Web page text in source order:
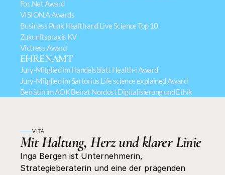
For..Net Award
VISION.A Awards
Business Punk Health and Live Science Top 10
Zukunftspraxis KV
Victress Award
EHRENAMT
Jury-Mitglied im Handelsblatt Health-i Award
Jury-Mitglied im Sartorius Life science explained Award
Beirätin im AOK Beirat Nordost Digitalisierung und Ethik
VITA
Mit Haltung, Herz und klarer Linie
Inga Bergen ist Unternehmerin,
Strategieberaterin und eine der prägenden